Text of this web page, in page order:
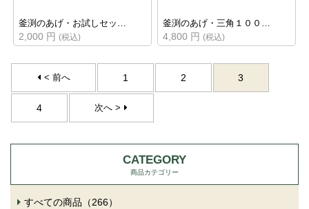
釜渕のあげ・お試しセッ…
2,000 円(税込)
釜渕のあげ・三角１００…
4,800 円(税込)
< 前へ 1 2 3
4 次へ >
CATEGORY
商品カテゴリー
すべての商品（266）